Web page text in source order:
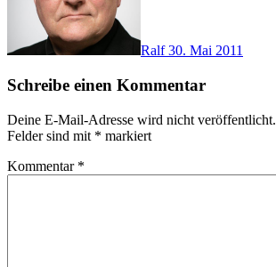
Ralf30. Mai 2011
Schreibe einen Kommentar
Deine E-Mail-Adresse wird nicht veröffentlicht.
Felder sind mit * markiert
Kommentar *